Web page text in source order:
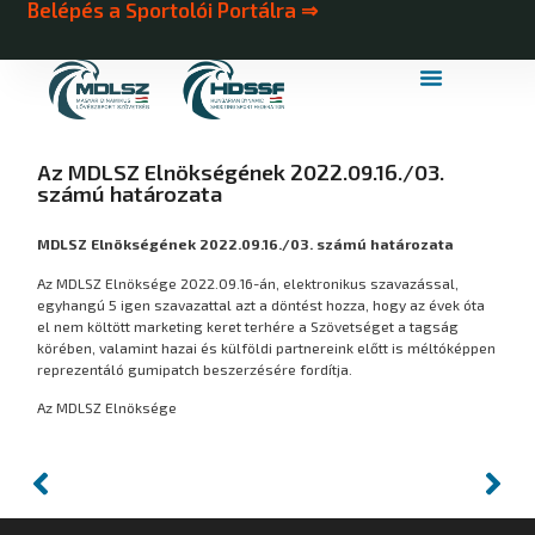
Belépés a Sportolói Portálra ⇒
Az MDLSZ Elnökségének 2022.09.16./03.
számú határozata
MDLSZ Elnökségének 2022.09.16./03. számú határozata
Az MDLSZ Elnöksége 2022.09.16-án, elektronikus szavazással,
egyhangú 5 igen szavazattal azt a döntést hozza, hogy az évek óta
el nem költött marketing keret terhére a Szövetséget a tagság
körében, valamint hazai és külföldi partnereink előtt is méltóképpen
reprezentáló gumipatch beszerzésére fordítja.
Az MDLSZ Elnöksége